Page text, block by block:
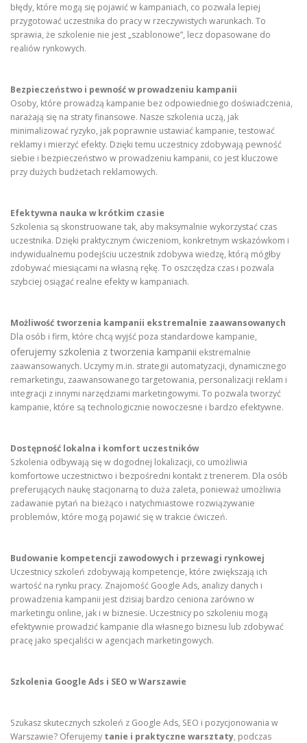
błędy, które mogą się pojawić w kampaniach, co pozwala lepiej
przygotować uczestnika do pracy w rzeczywistych warunkach. To
sprawia, że szkolenie nie jest „szablonowe”, lecz dopasowane do
realiów rynkowych.
Bezpieczeństwo i pewność w prowadzeniu kampanii
Osoby, które prowadzą kampanie bez odpowiedniego doświadczenia,
narażają się na straty finansowe. Nasze szkolenia uczą, jak
minimalizować ryzyko, jak poprawnie ustawiać kampanie, testować
reklamy i mierzyć efekty. Dzięki temu uczestnicy zdobywają pewność
siebie i bezpieczeństwo w prowadzeniu kampanii, co jest kluczowe
przy dużych budżetach reklamowych.
Efektywna nauka w krótkim czasie
Szkolenia są skonstruowane tak, aby maksymalnie wykorzystać czas
uczestnika. Dzięki praktycznym ćwiczeniom, konkretnym wskazówkom i
indywidualnemu podejściu uczestnik zdobywa wiedzę, którą mógłby
zdobywać miesiącami na własną rękę. To oszczędza czas i pozwala
szybciej osiągać realne efekty w kampaniach.
Możliwość tworzenia kampanii ekstremalnie zaawansowanych
Dla osób i firm, które chcą wyjść poza standardowe kampanie,
oferujemy szkolenia z tworzenia kampanii ekstremalnie
zaawansowanych. Uczymy m.in. strategii automatyzacji, dynamicznego
remarketingu, zaawansowanego targetowania, personalizacji reklam i
integracji z innymi narzędziami marketingowymi. To pozwala tworzyć
kampanie, które są technologicznie nowoczesne i bardzo efektywne.
Dostępność lokalna i komfort uczestników
Szkolenia odbywają się w dogodnej lokalizacji, co umożliwia
komfortowe uczestnictwo i bezpośredni kontakt z trenerem. Dla osób
preferujących naukę stacjonarną to duża zaleta, ponieważ umożliwia
zadawanie pytań na bieżąco i natychmiastowe rozwiązywanie
problemów, które mogą pojawić się w trakcie ćwiczeń.
Budowanie kompetencji zawodowych i przewagi rynkowej
Uczestnicy szkoleń zdobywają kompetencje, które zwiększają ich
wartość na rynku pracy. Znajomość Google Ads, analizy danych i
prowadzenia kampanii jest dzisiaj bardzo ceniona zarówno w
marketingu online, jak i w biznesie. Uczestnicy po szkoleniu mogą
efektywnie prowadzić kampanie dla własnego biznesu lub zdobywać
pracę jako specjaliści w agencjach marketingowych.
Szkolenia Google Ads i SEO w Warszawie
Szukasz skutecznych szkoleń z Google Ads, SEO i pozycjonowania w
Warszawie? Oferujemy tanie i praktyczne warsztaty, podczas